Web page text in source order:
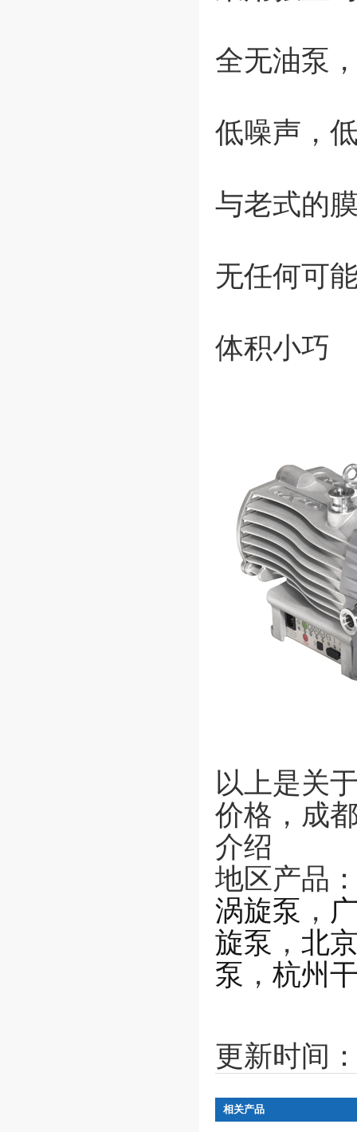
全无油泵
低噪声，
与老式的
无任何可
体积小巧
以上是关
价格，成
介绍
地区产品
涡旋泵 ，
旋泵 ， 北
泵 ， 杭州
更新时间
相关产品